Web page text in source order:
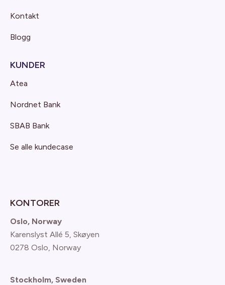
Kontakt
Blogg
KUNDER
Atea
Nordnet Bank
SBAB Bank
Se alle kundecase
KONTORER
Oslo, Norway
Karenslyst Allé 5, Skøyen
0278 Oslo, Norway
Stockholm, Sweden